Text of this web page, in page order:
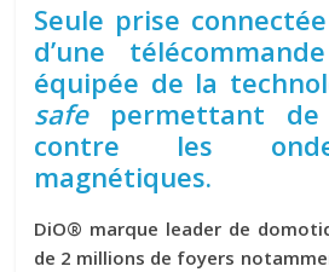
Seule prise
d’une
équipée de la
safepermettant de
contre les
magnétiques.
DiO® marque leader de
de 2 millions de foyers